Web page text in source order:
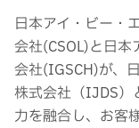
日本アイ・ビー・
会社(CSOL)と日本
会社(IGSCH)が、
株式会社（IJDS）
力を融合し、お客